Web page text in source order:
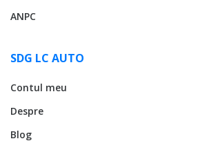
ANPC
SDG LC AUTO
Contul meu
Despre
Blog